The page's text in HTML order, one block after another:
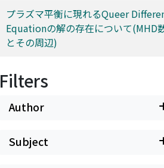
プラズマ平衡に現れるQueer
Equationの解の存在について(MHD
とその周辺)
Filters
Author
Subject